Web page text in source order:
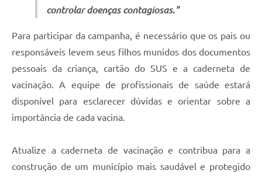
controlar doenças contagiosas."
Para participar da campanha, é necessário que os pais ou
responsáveis levem seus filhos munidos dos documentos
pessoais da criança, cartão do SUS e a caderneta de
vacinação. A equipe de profissionais de saúde estará
disponível para esclarecer dúvidas e orientar sobre a
importância de cada vacina.
Atualize a caderneta de vacinação e contribua para a
construção de um município mais saudável e protegido